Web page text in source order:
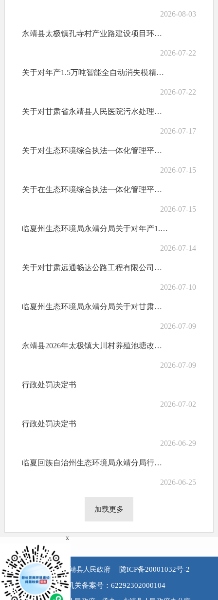
2026-08-03
永靖县太极镇孔寺村产业路建设项目环境影响报告表受理公示表
2026-07-22
关于对年产1.5万吨智能全自动消失模精壳及覆膜砂项目环境影响评价文件作出审批决定的公告
2026-07-22
关于对甘肃省永靖县人民医院污水处理站扩容提升搬迁项目环境影响评价文件作出审批决定的公告
2026-07-17
关于对生态环境综合执法一体化管理平台2026年7月份“双随机、一公开”年度抽查企业名单的公示
2026-07-15
关于在生态环境综合执法一体化管理平台对2026年6月份“双随机、一公开”年度抽查检查结果的公示
2026-07-15
临夏州生态环境局永靖分局关于对年产1.5万吨智能全自动消失模精壳及覆膜砂项目拟作出审批意见的公示
2026-07-14
关于对甘肃远通畅达公路工程有限公司盐锅峡混凝土拌合站项目环境影响评价文件作出审批决定的公告
2026-07-10
临夏州生态环境局永靖分局关于对甘肃省永靖县人民医院污水处理站扩容提升搬迁项目拟作出审批意见的公示
2026-07-09
永靖县2026年太极镇大川村养殖池塘改造升级项目环境影响报告表受理公示表
2026-07-09
行政处罚决定书
2026-07-02
行政处罚决定书
2026-06-29
临夏回族自治州生态环境局永靖分局行政处罚决定书
2026-06-25
加载更多
版权所有 永靖县人民政府 陇ICP备20001032号-2
公安机关备案号：62292302000104
x